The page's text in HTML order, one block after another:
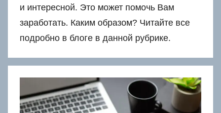
и интересной. Это может помочь Вам
заработать. Каким образом? Читайте все
подробно в блоге в данной рубрике.